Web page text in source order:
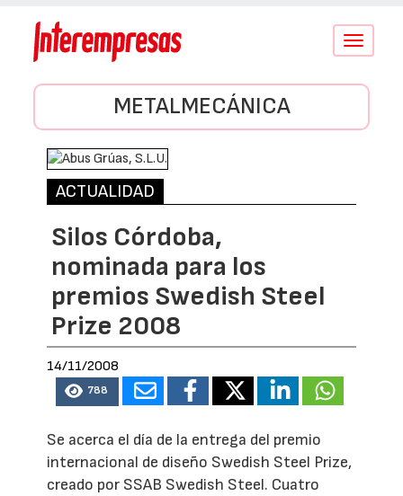
Conmutar
METALMECÁNICA
ACTUALIDAD
Silos Córdoba,
nominada para los
premios Swedish Steel
Prize 2008
14/11/2008
788
Se acerca el día de la entrega del premio
internacional de diseño Swedish Steel Prize,
creado por SSAB Swedish Steel. Cuatro